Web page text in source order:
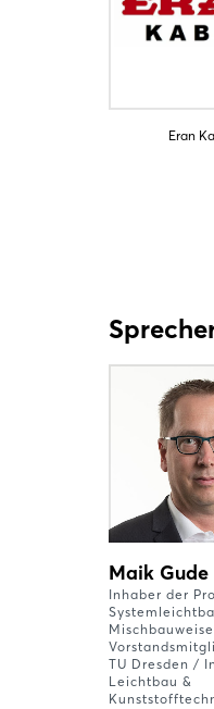
Eran
Maik Gude
Inhaber der
TU Dresden /
Leichtbau &